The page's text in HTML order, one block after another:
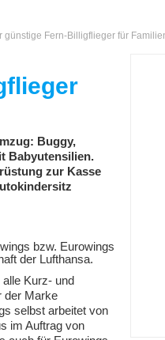
günstige Fern-Billigflieger für
Buggy,
Babyutensilien.
zur Kasse
bzw. Eurowings
der Lufthansa.
Kurz- und
der Marke
selbst arbeitet von
im Auftrag von